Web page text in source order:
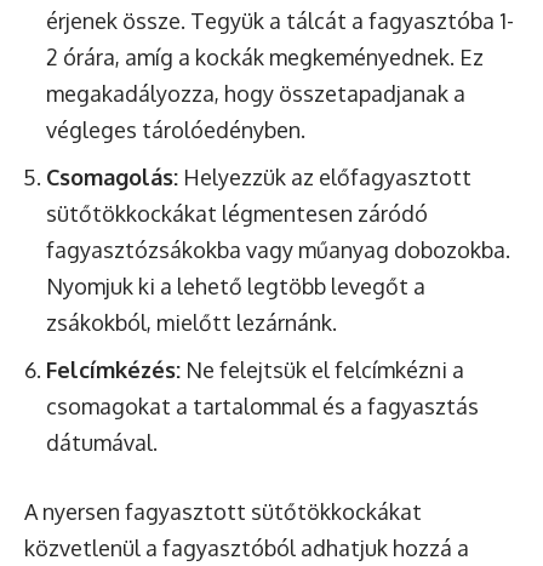
érjenek össze. Tegyük a tálcát a fagyasztóba 1-
2 órára, amíg a kockák megkeményednek. Ez
megakadályozza, hogy összetapadjanak a
végleges tárolóedényben.
Csomagolás: Helyezzük az előfagyasztott
sütőtökkockákat légmentesen záródó
fagyasztózsákokba vagy műanyag dobozokba.
Nyomjuk ki a lehető legtöbb levegőt a
zsákokból, mielőtt lezárnánk.
Felcímkézés: Ne felejtsük el felcímkézni a
csomagokat a tartalommal és a fagyasztás
dátumával.
A nyersen fagyasztott sütőtökkockákat
közvetlenül a fagyasztóból adhatjuk hozzá a